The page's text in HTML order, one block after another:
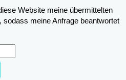
Website meine übermittelten
sodass meine Anfrage beantwortet